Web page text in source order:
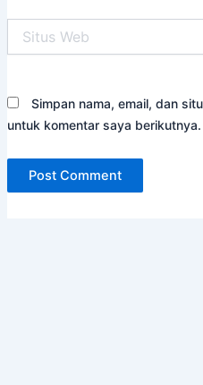
Web
Simpan nama, email, dan
untuk komentar saya berikutnya.